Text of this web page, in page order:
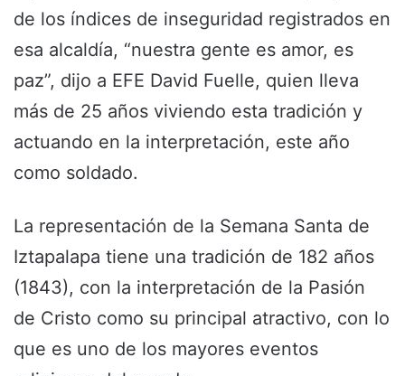
de los índices de inseguridad registrados en
esa alcaldía, “nuestra gente es amor, es
paz”, dijo a EFE David Fuelle, quien lleva
más de 25 años viviendo esta tradición y
actuando en la interpretación, este año
como soldado.
La representación de la Semana Santa de
Iztapalapa tiene una tradición de 182 años
(1843), con la interpretación de la Pasión
de Cristo como su principal atractivo, con lo
que es uno de los mayores eventos